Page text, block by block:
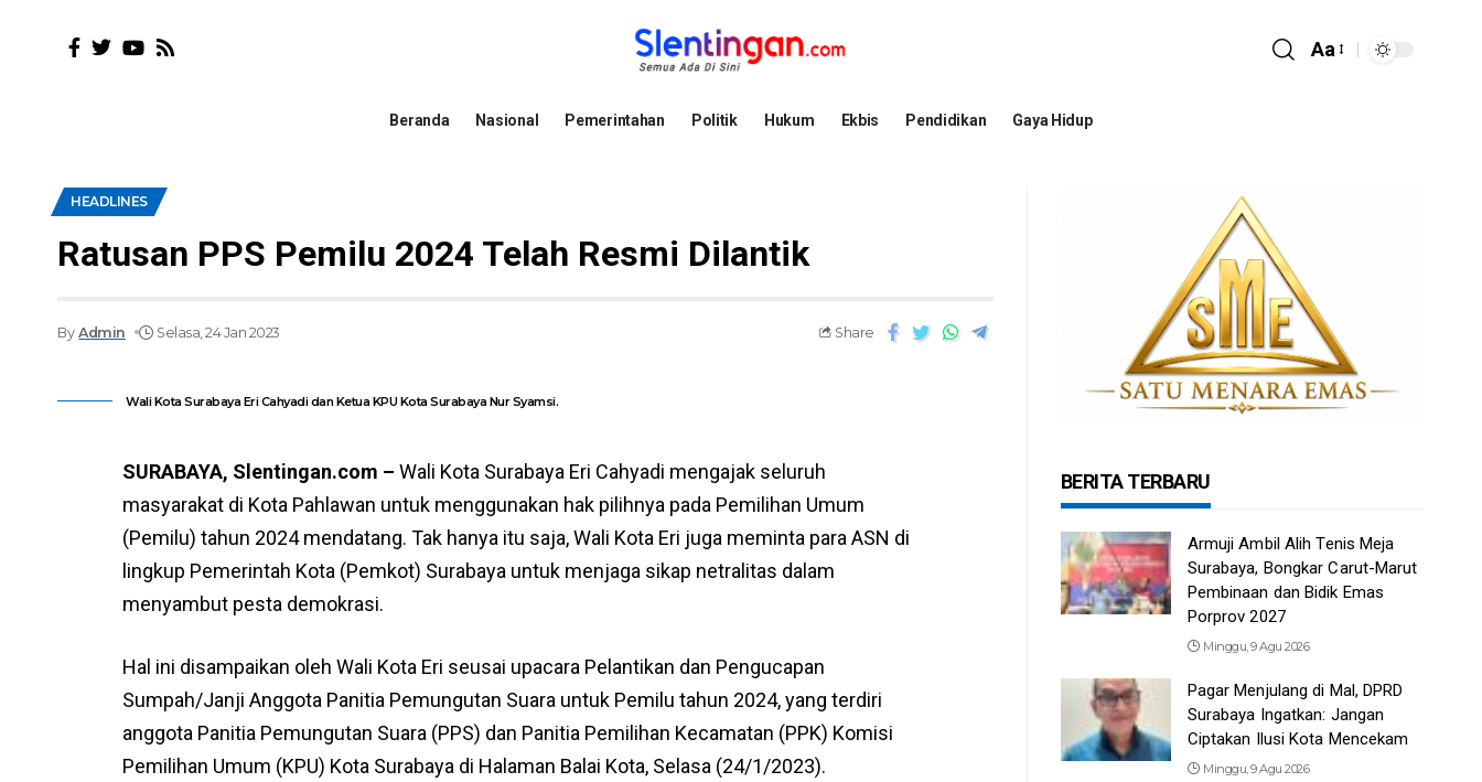
Aa
Beranda Nasional Pemerintahan Politik Hukum Ekbis Pendidikan Gaya Hidup
HEADLINES
Ratusan PPS Pemilu 2024 Telah Resmi Dilantik
By Admin Selasa, 24 Jan 2023 Share
Wali Kota Surabaya Eri Cahyadi dan Ketua KPU Kota Surabaya Nur Syamsi.
SURABAYA, Slentingan.com – Wali Kota Surabaya Eri Cahyadi mengajak seluruh
masyarakat di Kota Pahlawan untuk menggunakan hak pilihnya pada Pemilihan Umum
(Pemilu) tahun 2024 mendatang. Tak hanya itu saja, Wali Kota Eri juga meminta para ASN di
lingkup Pemerintah Kota (Pemkot) Surabaya untuk menjaga sikap netralitas dalam
menyambut pesta demokrasi.
Hal ini disampaikan oleh Wali Kota Eri seusai upacara Pelantikan dan Pengucapan
Sumpah/Janji Anggota Panitia Pemungutan Suara untuk Pemilu tahun 2024, yang terdiri
anggota Panitia Pemungutan Suara (PPS) dan Panitia Pemilihan Kecamatan (PPK) Komisi
Pemilihan Umum (KPU) Kota Surabaya di Halaman Balai Kota, Selasa (24/1/2023).
BERITA TERBARU
Armuji Ambil Alih Tenis Meja
Surabaya, Bongkar Carut-Marut
Pembinaan dan Bidik Emas
Porprov 2027
Minggu, 9 Agu 2026
Pagar Menjulang di Mal, DPRD
Surabaya Ingatkan: Jangan
Ciptakan Ilusi Kota Mencekam
Minggu, 9 Agu 2026